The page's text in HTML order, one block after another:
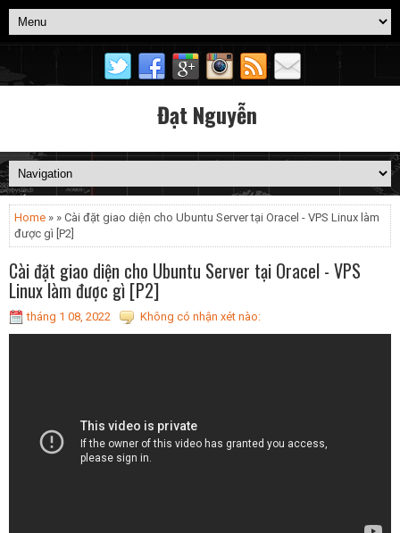
Đạt Nguyễn
Home » » Cài đặt giao diện cho Ubuntu Server tại Oracel - VPS Linux làm
được gì [P2]
Cài đặt giao diện cho Ubuntu Server tại Oracel - VPS
Linux làm được gì [P2]
tháng 1 08, 2022 Không có nhận xét nào: